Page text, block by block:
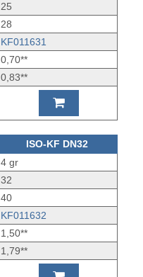
25
28
KF011631
0,70**
0,83**
ISO-KF DN32
4 gr
32
40
KF011632
1,50**
1,79**